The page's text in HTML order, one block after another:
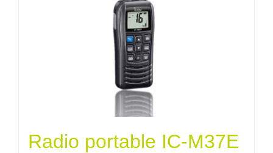
Radio portable IC-M37E